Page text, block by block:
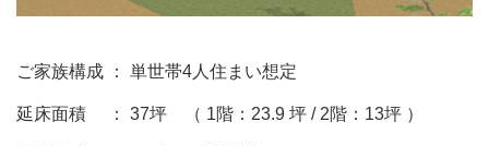
ご家族構成 ： 単世帯4人住まい想定
延床面積 ： 37坪 （ 1階：23.9 坪 / 2階：13坪 ）